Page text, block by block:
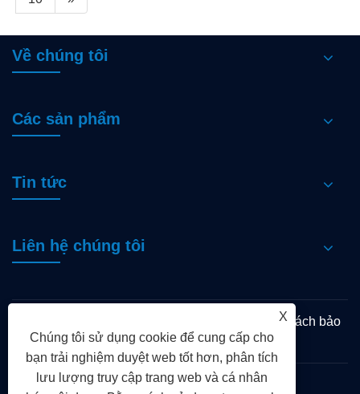
Về chúng tôi
Các sản phẩm
Tin tức
Liên hệ chúng tôi
Chính sách bảo
mật
X
Chúng tôi sử dụng cookie để cung cấp cho
bạn trải nghiệm duyệt web tốt hơn, phân tích
lưu lượng truy cập trang web và cá nhân